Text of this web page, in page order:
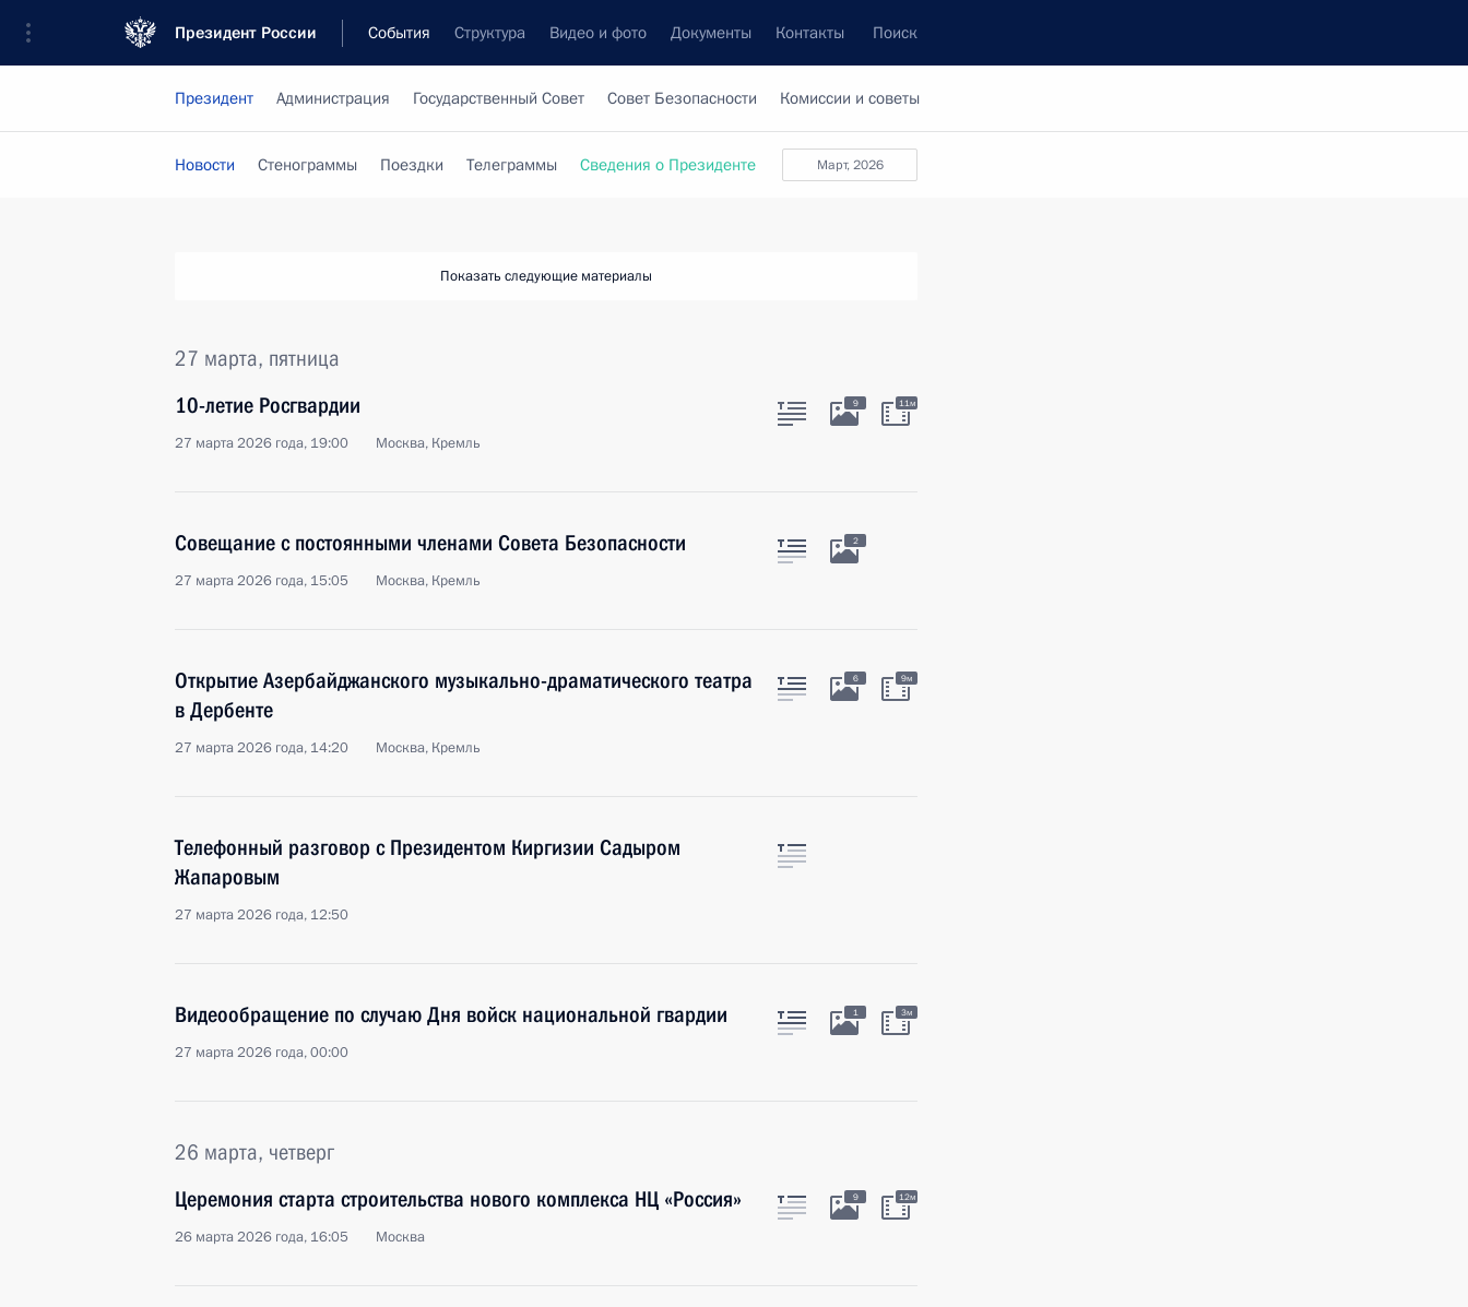
Президент России События Структура Видео и фото Документы Контакты Поиск
Президент Администрация Государственный Совет Совет Безопасности Комиссии и советы
март, 2026
Новости Стенограммы Поездки Телеграммы Сведения о Президенте
Показать следующие материалы
27 марта, пятница
10-летие Росгвардии
27 марта 2026 года, 19:00 Москва, Кремль
9 11м
Совещание с постоянными членами Совета Безопасности
27 марта 2026 года, 15:05 Москва, Кремль
2
Открытие Азербайджанского музыкально-драматического театра
в Дербенте
27 марта 2026 года, 14:20 Москва, Кремль
6 9м
Телефонный разговор с Президентом Киргизии Садыром
Жапаровым
27 марта 2026 года, 12:50
Видеообращение по случаю Дня войск национальной гвардии
27 марта 2026 года, 00:00
1 3м
26 марта, четверг
Церемония старта строительства нового комплекса НЦ «Россия»
26 марта 2026 года, 16:05 Москва
9 12м